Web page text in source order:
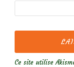
Ce site utilise